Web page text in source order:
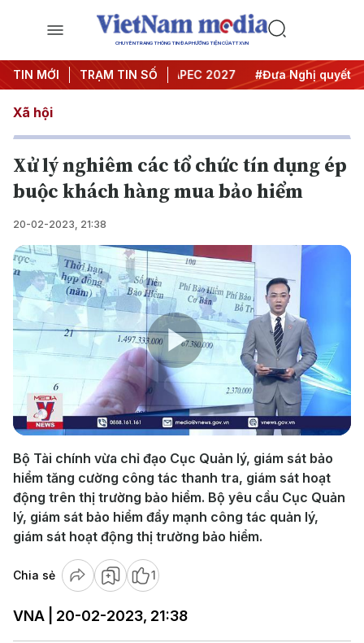
CHUYÊN TRANG THÔNG TIN ĐA PHƯƠNG TIỆN CỦA TTXVN
TIN MỚI TRẠM TIN SỐ
nghị Trung ương 3 #APEC 2027 #Đưa Nghị quyết thành
Xã hội
Xử lý nghiêm các tổ chức tín dụng ép
buộc khách hàng mua bảo hiểm
20-02-2023, 21:38
Play
Video
Bộ Tài chính vừa chỉ đạo Cục Quản lý, giám sát bảo
hiểm tăng cường công tác thanh tra, giám sát hoạt
động trên thị trường bảo hiểm. Bộ yêu cầu Cục Quản
lý, giám sát bảo hiểm đẩy mạnh công tác quản lý,
giám sát hoạt động thị trường bảo hiểm.
Chia sẻ 1
VNA | 20-02-2023, 21:38